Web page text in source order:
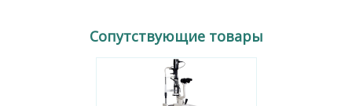
Сопутствующие товары